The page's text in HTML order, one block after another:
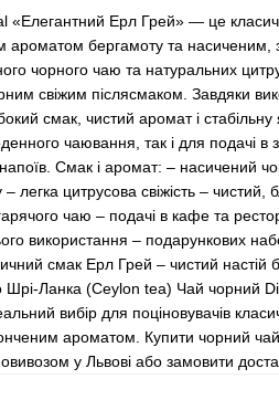
«Елегантний Ерл Грей» — це
ароматом бергамоту та насиченим,
чорного чаю та натуральних
свіжим післясмаком. Завдяки
смак, чистий аромат і стабільну
чаювання, так і для подачі в
Смак і аромат: – насичений
легка цитрусова свіжість – чистий,
чаю – подачі в кафе та
використання – подарункових
смак Ерл Грей – чистий настій
Шрі-Ланка (Ceylon tea) Чай чорний
вибір для поціновувачів
ароматом. Купити чорний
у Львові або замовити